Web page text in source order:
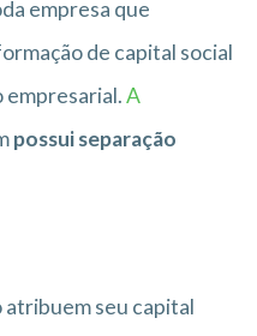
empresa que
de capital social
empresarial.A
possui separação
atribuem seu capital